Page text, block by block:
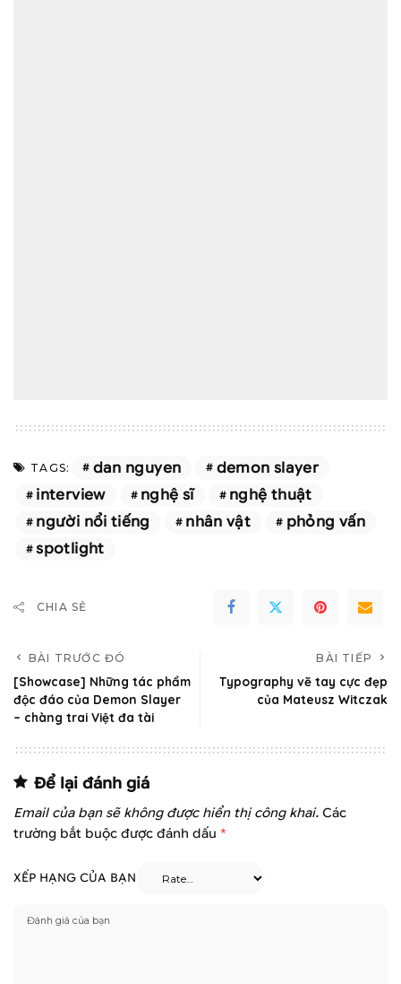
TAGS: dan nguyen
demon slayer
interview
nghệ sĩ
nghệ thuật
người nổi tiếng
nhân vật
phỏng vấn
spotlight
CHIA SẺ
BÀI TRƯỚC ĐÓ
[Showcase] Những tác phẩm
độc đáo của Demon Slayer
– chàng trai Việt đa tài
BÀI TIẾP
Typography vẽ tay cực đẹp
của Mateusz Witczak‎
Để lại đánh giá
Email của bạn sẽ không được hiển thị công khai. Các
trường bắt buộc được đánh dấu *
XẾP HẠNG CỦA BẠN